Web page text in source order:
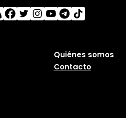
Quiénes somos
Contacto